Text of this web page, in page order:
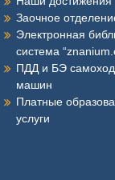
Заочное
Электронная
система
ПДД и БЭ
машин
Платные
услуги